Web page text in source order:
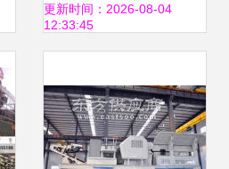
大国重器智能科技
更新时间：2026-08-04
12:33:45